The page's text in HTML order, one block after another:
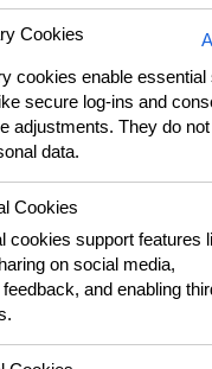
REZEPTE
cremige
Cookies
cookies enable essential
secure log-ins and
adjustments. They do not
data.
Cookies
cookies support features
on social media,
and enabling